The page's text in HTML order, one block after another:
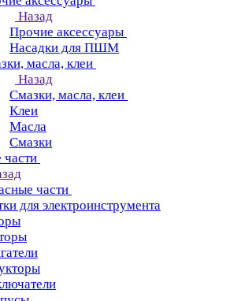
Назад
Прочие аксессуары
Насадки для ПШМ
масла, клеи
Назад
Смазки, масла, клеи
Клеи
Масла
Смазки
части
части
для электроинструмента